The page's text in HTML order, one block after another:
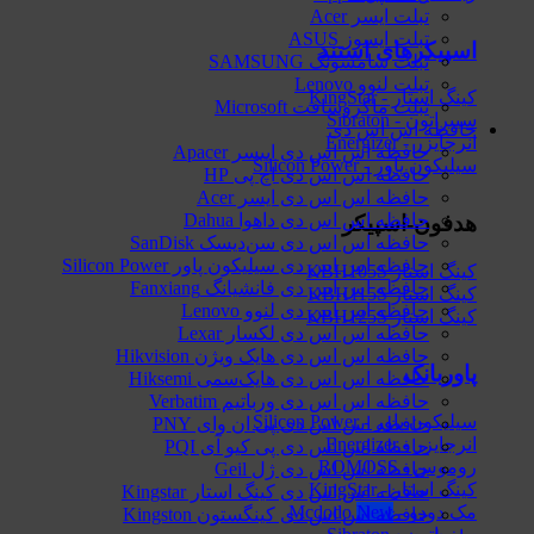
اسپیکرهای استند
کینگ استار - KingStar
سیبراتون - Sibraton
انرجایزر - Energizer
سیلیکون پاور - Silicon Power
هدفون-اسپیکر
کینگ استار KBH105S
کینگ استار KBH115S
کینگ استار KBH125S
پاوربانک
سیلیکون پاور - Silicon Power
انرجایزر - Energizer
روموس - ROMOSS
کینگ استار - KingStar
مک دودو - Mcdodo
تبلت ایسر Acer
تبلت ایسوز ASUS
تبلت سامسونگ SAMSUNG
تبلت لنوو Lenovo
تبلت ماکروسافت Microsoft
حافظه اس اس دی
حافظه اس اس دی اپیسر Apacer
حافظه اس اس دی اچ پی HP
حافظه اس اس دی ایسر Acer
حافظه اس اس دی داهوا Dahua
حافظه اس اس دی سن‌دیسک SanDisk
حافظه اس اس دی سیلیکون پاور Silicon Power
حافظه اس اس دی فانشیانگ Fanxiang
حافظه اس اس دی لنوو Lenovo
حافظه اس اس دی لکسار Lexar
حافظه اس اس دی هایک‌ ویژن Hikvision
حافظه اس اس دی هایک‌سمی Hiksemi
حافظه اس اس دی ورباتیم Verbatim
حافظه اس اس دی پی ان وای PNY
حافظه اس اس دی پی کیو آی PQI
حافظه اس اس دی ژل Geil
حافظه اس اس دی کینگ استار Kingstar
حافظه اس اس دی کینگستون Kingston